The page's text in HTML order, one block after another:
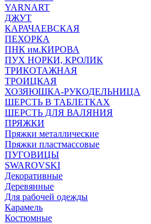
YARNART
ДЖУТ
КАРАЧАЕВСКАЯ
ПЕХОРКА
ПНК им.КИРОВА
ПУХ НОРКИ, КРОЛИК
ТРИКОТАЖНАЯ
ТРОИЦКАЯ
ХОЗЯЮШКА-РУКОДЕЛЬНИЦА
ШЕРСТЬ В ТАБЛЕТКАХ
ШЕРСТЬ ДЛЯ ВАЛЯНИЯ
ПРЯЖКИ
Пряжки металлические
Пряжки пластмассовые
ПУГОВИЦЫ
SWAROVSKI
Декоративные
Деревянные
Для рабочей одежды
Карамель
Костюмные